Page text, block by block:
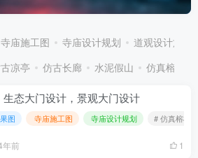
寺庙施工图 寺庙设计规划
道观设计施工
凉亭 仿古长廊 水泥假山 仿真榕树大
态大门设计，景观大门设计
图 寺庙施工图 寺庙设计规划 # 仿真榕树
年前 1